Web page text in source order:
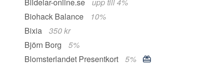
Biohack Balance
10%
Bixia
350 kr
Björn Borg
5%
Blomsterlandet Presentkort
5%